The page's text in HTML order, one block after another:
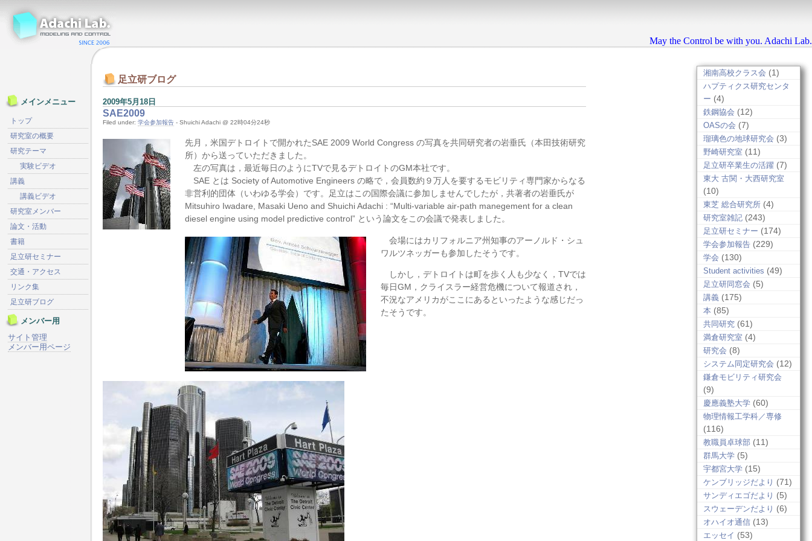
May the Control be with you. Adachi Lab.
足立研ブログ
2009年5月18日
SAE2009
Filed under: 学会参加報告 - Shuichi Adachi @ 22時04分24秒
先月，米国デトロイトで開かれたSAE 2009 World Congress の写真を共同研究者の岩垂氏（本田技術研究
所）から送っていただきました。
左の写真は，最近毎日のようにTVで見るデトロイトのGM本社です。
SAE とは Society of Automotive Engineers の略で，会員数約９万人を要するモビリティ専門家からなる
非営利的団体（いわゆる学会）です。足立はこの国際会議に参加しませんでしたが，共著者の岩垂氏が
Mitsuhiro Iwadare, Masaki Ueno and Shuichi Adachi : “Multi-variable air-path manegement for a clean
diesel engine using model predictive control” という論文をこの会議で発表しました。
会場にはカリフォルニア州知事のアーノルド・シュ
ワルツネッガーも参加したそうです。
しかし，デトロイトは町を歩く人も少なく，TVでは
毎日GM，クライスラー経営危機について報道され，
不況なアメリカがここにあるといったような感じだっ
たそうです。
湘南高校クラス会 (1)
ハプティクス研究センタ
ー (4)
鉄鋼協会 (12)
OASの会 (7)
瑠璃色の地球研究会 (3)
野崎研究室 (11)
足立研卒業生の活躍 (7)
東大 古関・大西研究室
(10)
東芝 総合研究所 (4)
研究室雑記 (243)
足立研セミナー (174)
学会参加報告 (229)
学会 (130)
Student activities (49)
足立研同窓会 (5)
講義 (175)
本 (85)
共同研究 (61)
満倉研究室 (4)
研究会 (8)
システム同定研究会 (12)
鎌倉モビリティ研究会
(9)
慶應義塾大学 (60)
物理情報工学科／専修
(116)
教職員卓球部 (11)
群馬大学 (5)
宇都宮大学 (15)
ケンブリッジだより (71)
サンディエゴだより (5)
スウェーデンだより (6)
オハイオ通信 (13)
エッセイ (53)
メインメニュー
トップ
研究室の概要
研究テーマ
実験ビデオ
講義
講義ビデオ
研究室メンバー
論文・活動
書籍
足立研セミナー
交通・アクセス
リンク集
足立研ブログ
メンバー用
サイト管理
メンバー用ページ